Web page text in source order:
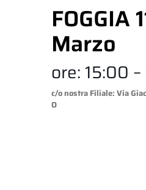
FOGGIA
Marzo
ore: 15:00
c/o nostra Filiale: Via
O